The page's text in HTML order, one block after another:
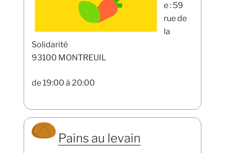
e : 59
rue de
la
Solidarité
93100 MONTREUIL
de 19:00 à 20:00
Pains au levain